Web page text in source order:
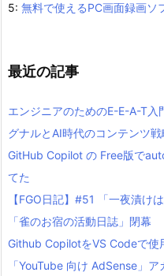
5: 無料で使えるPC画面録画ソ
最近の記事
エンジニアのためのE-E-A-T
グナルとAI時代のコンテンツ戦
GitHub Copilot の Free版で
てた
【FGO日記】#51 「一夜漬け
「雀のお宿の活動日誌」閉幕
Github CopilotをVS Codeで使
「YouTube 向け AdSense」